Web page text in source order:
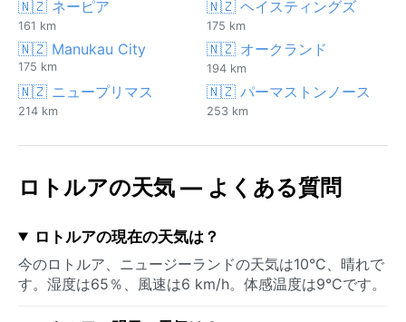
🇳🇿 ネーピア
161 km
🇳🇿 ヘイスティングズ
175 km
🇳🇿 Manukau City
175 km
🇳🇿 オークランド
194 km
🇳🇿 ニュープリマス
214 km
🇳🇿 パーマストンノース
253 km
ロトルアの天気 — よくある質問
ロトルアの現在の天気は？
今のロトルア、ニュージーランドの天気は10°C、晴れで
す。湿度は65％、風速は6 km/h。体感温度は9°Cです。